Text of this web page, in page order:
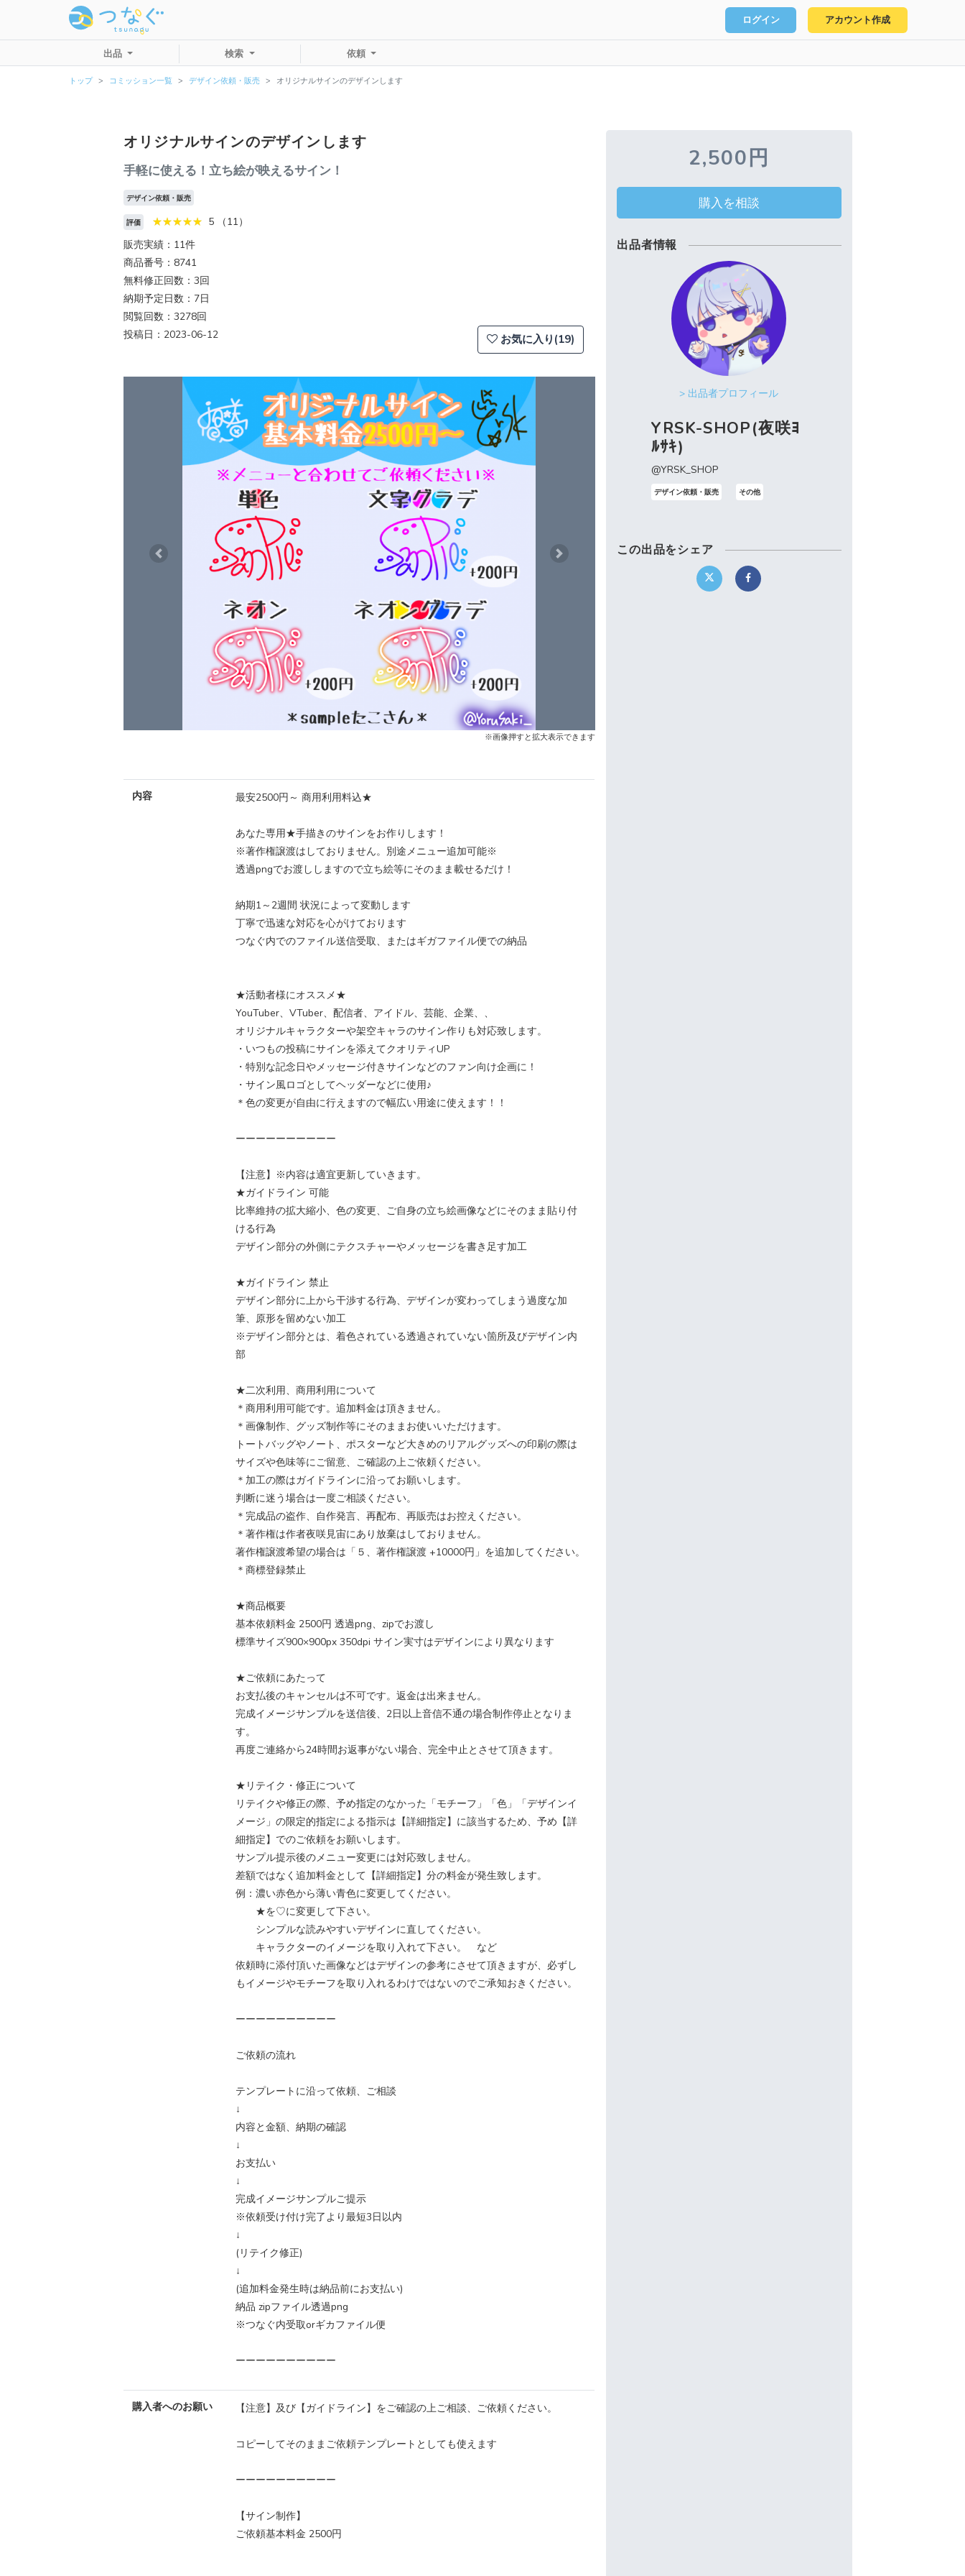
ログイン アカウント作成
出品 検索 依頼
トップ コミッション一覧 デザイン依頼・販売 オリジナルサインのデザインします
オリジナルサインのデザインします
手軽に使える！立ち絵が映えるサイン！
デザイン依頼・販売
評価
5 （11）
販売実績：11件
商品番号：8741
無料修正回数：3回
納期予定日数：7日
閲覧回数：3278回
投稿日：2023-06-12
お気に入り(19)
Previous Next
※画像押すと拡大表示できます
内容 最安2500円～ 商用利用料込★
あなた専用★手描きのサインをお作りします！
※著作権譲渡はしておりません。別途メニュー追加可能※
透過pngでお渡ししますので立ち絵等にそのまま載せるだけ！
納期1～2週間 状況によって変動します
丁寧で迅速な対応を心がけております
つなぐ内でのファイル送信受取、またはギガファイル便での納品
★活動者様にオススメ★
YouTuber、VTuber、配信者、アイドル、芸能、企業、、
オリジナルキャラクターや架空キャラのサイン作りも対応致します。
・いつもの投稿にサインを添えてクオリティUP
・特別な記念日やメッセージ付きサインなどのファン向け企画に！
・サイン風ロゴとしてヘッダーなどに使用♪
＊色の変更が自由に行えますので幅広い用途に使えます！！
ーーーーーーーーーー
【注意】※内容は適宜更新していきます。
★ガイドライン 可能
比率維持の拡大縮小、色の変更、ご自身の立ち絵画像などにそのまま貼り付
ける行為
デザイン部分の外側にテクスチャーやメッセージを書き足す加工
★ガイドライン 禁止
デザイン部分に上から干渉する行為、デザインが変わってしまう過度な加
筆、原形を留めない加工
※デザイン部分とは、着色されている透過されていない箇所及びデザイン内
部
★二次利用、商用利用について
＊商用利用可能です。追加料金は頂きません。
＊画像制作、グッズ制作等にそのままお使いいただけます。
トートバッグやノート、ポスターなど大きめのリアルグッズへの印刷の際は
サイズや色味等にご留意、ご確認の上ご依頼ください。
＊加工の際はガイドラインに沿ってお願いします。
判断に迷う場合は一度ご相談ください。
＊完成品の盗作、自作発言、再配布、再販売はお控えください。
＊著作権は作者夜咲見宙にあり放棄はしておりません。
著作権譲渡希望の場合は「５、著作権譲渡 +10000円」を追加してください。
＊商標登録禁止
★商品概要
基本依頼料金 2500円 透過png、zipでお渡し
標準サイズ900×900px 350dpi サイン実寸はデザインにより異なります
★ご依頼にあたって
お支払後のキャンセルは不可です。返金は出来ません。
完成イメージサンプルを送信後、2日以上音信不通の場合制作停止となりま
す。
再度ご連絡から24時間お返事がない場合、完全中止とさせて頂きます。
★リテイク・修正について
リテイクや修正の際、予め指定のなかった「モチーフ」「色」「デザインイ
メージ」の限定的指定による指示は【詳細指定】に該当するため、予め【詳
細指定】でのご依頼をお願いします。
サンプル提示後のメニュー変更には対応致しません。
差額ではなく追加料金として【詳細指定】分の料金が発生致します。
例：濃い赤色から薄い青色に変更してください。
★を♡に変更して下さい。
シンプルな読みやすいデザインに直してください。
キャラクターのイメージを取り入れて下さい。 など
依頼時に添付頂いた画像などはデザインの参考にさせて頂きますが、必ずし
もイメージやモチーフを取り入れるわけではないのでご承知おきください。
ーーーーーーーーーー
ご依頼の流れ
テンプレートに沿って依頼、ご相談
↓
内容と金額、納期の確認
↓
お支払い
↓
完成イメージサンプルご提示
※依頼受け付け完了より最短3日以内
↓
(リテイク修正)
↓
(追加料金発生時は納品前にお支払い)
納品 zipファイル透過png
※つなぐ内受取orギカファイル便
ーーーーーーーーーー
購入者へのお願い 【注意】及び【ガイドライン】をご確認の上ご相談、ご依頼ください。
コピーしてそのままご依頼テンプレートとしても使えます
ーーーーーーーーーー
【サイン制作】
ご依頼基本料金 2500円
2,500円
購入を相談
出品者情報
> 出品者プロフィール
YRSK-SHOP(夜咲ﾖ
ﾙｻｷ)
@YRSK_SHOP
デザイン依頼・販売 その他
この出品をシェア